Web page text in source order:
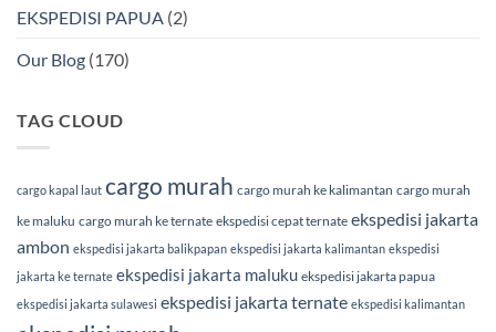
EKSPEDISI PAPUA (2)
Our Blog (170)
TAG CLOUD
cargo kapal laut cargo murah cargo murah ke kalimantan cargo murah
ke maluku cargo murah ke ternate ekspedisi cepat ternate ekspedisi jakarta
ambon ekspedisi jakarta balikpapan ekspedisi jakarta kalimantan ekspedisi
jakarta ke ternate ekspedisi jakarta maluku ekspedisi jakarta papua
ekspedisi jakarta sulawesi ekspedisi jakarta ternate ekspedisi kalimantan